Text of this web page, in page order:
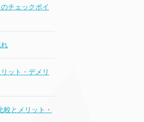
チェックポイ
ット・デメリ
較とメリット・